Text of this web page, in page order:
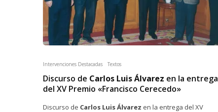
Intervenciones Destacadas Textos
Discurso de Carlos Luis Álvarez en la entrega
del XV Premio «Francisco Cerecedo»
Discurso de Carlos Luis Álvarez en la entrega del XV